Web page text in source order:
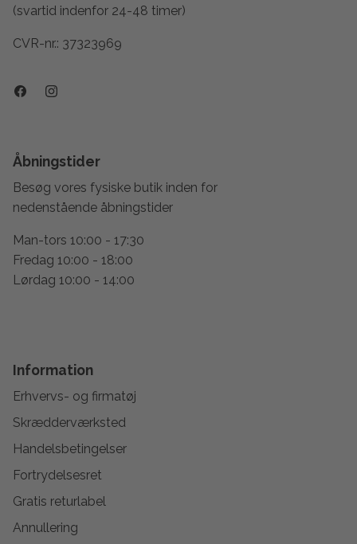
(svartid indenfor 24-48 timer)
CVR-nr.: 37323969
Åbningstider
Besøg vores fysiske butik inden for
nedenstående åbningstider
Man-tors 10:00 - 17:30
Fredag 10:00 - 18:00
Lørdag 10:00 - 14:00
Information
Erhvervs- og firmatøj
Skrædderværksted
Handelsbetingelser
Fortrydelsesret
Gratis returlabel
Annullering